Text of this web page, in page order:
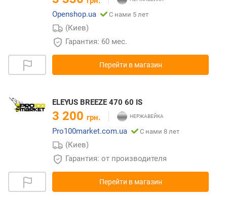
Openshop.ua
С нами 5 лет
(Киев)
Гарантия: 60 мес.
Перейти в магазин
ELEYUS BREEZE 470 60 IS
3 200 грн.
Pro100market.com.ua
С нами 8 лет
(Киев)
Гарантия: от производителя
Перейти в магазин